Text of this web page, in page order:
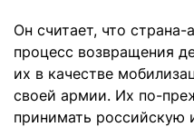
Он считает, что страна-
процесс возвращения
их в качестве
своей армии. Их по-
принимать российскую